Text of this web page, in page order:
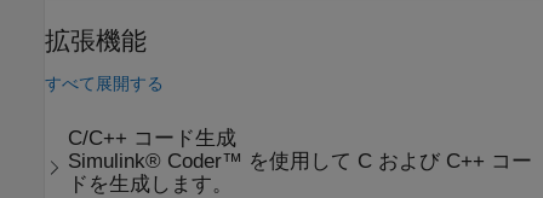
拡張機能
すべて展開する
C/C++ コード生成
Simulink® Coder™ を使用して C および C++ コー
ドを生成します。